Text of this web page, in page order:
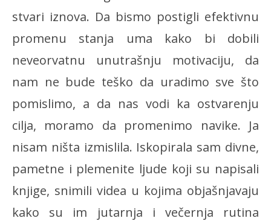
stvari iznova. Da bismo postigli efektivnu
promenu stanja uma kako bi dobili
neveorvatnu unutrašnju motivaciju, da
nam ne bude teško da uradimo sve što
pomislimo, a da nas vodi ka ostvarenju
cilja, moramo da promenimo navike. Ja
nisam ništa izmislila. Iskopirala sam divne,
pametne i plemenite ljude koji su napisali
knjige, snimili videa u kojima objašnjavaju
kako su im jutarnja i večernja rutina